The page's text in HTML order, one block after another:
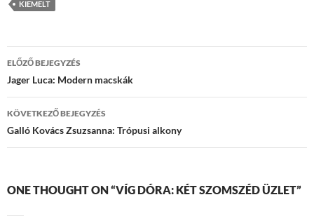
KIEMELT
Bejegyzések
navigációja
ELŐZŐ BEJEGYZÉS
Jager Luca: Modern macskák
KÖVETKEZŐ BEJEGYZÉS
Galló Kovács Zsuzsanna: Trópusi alkony
ONE THOUGHT ON “VÍG DÓRA: KÉT SZOMSZÉD ÜZLET”